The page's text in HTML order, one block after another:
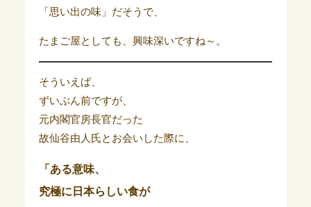
「思い出の味」だそうで、
たまご屋としても、興味深いですね～。
そういえば、
ずいぶん前ですが、
元内閣官房長官だった
故仙谷由人氏とお会いした際に、
「ある意味、
究極に日本らしい食が